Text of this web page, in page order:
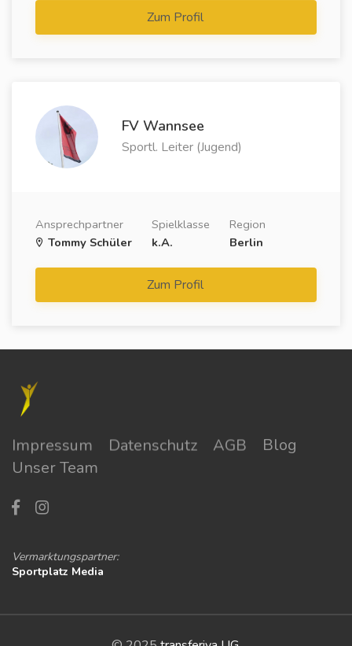
Zum Profil
FV Wannsee
Sportl. Leiter (Jugend)
Ansprechpartner
Tommy Schüler
Spielklasse
k.A.
Region
Berlin
Zum Profil
Impressum Datenschutz AGB
Blog
Unser Team
Vermarktungspartner:
Sportplatz Media